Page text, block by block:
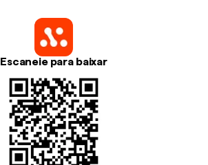
Escaneie para baixar